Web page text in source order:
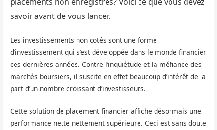
savoir avant de vous lancer.
Les investissements non cotés sont une forme
d’investissement qui s’est développée dans le monde financier
ces dernières années. Contre l’inquiétude et la méfiance des
marchés boursiers, il suscite en effet beaucoup d’intérêt de la
part d’un nombre croissant d’investisseurs.
Cette solution de placement financier affiche désormais une
performance nette nettement supérieure. Ceci est sans doute